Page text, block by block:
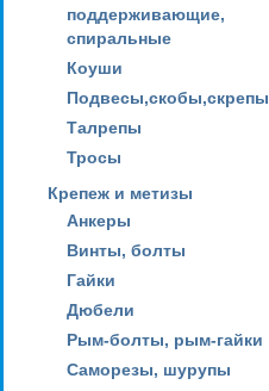
поддерживающие,
спиральные
Коуши
Подвесы,скобы,скрепы
Талрепы
Тросы
Крепеж и метизы
Анкеры
Винты, болты
Гайки
Дюбели
Рым-болты, рым-гайки
Саморезы, шурупы